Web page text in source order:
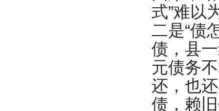
式”难以
二是“债
债，县
元债务
还，也
债，赖